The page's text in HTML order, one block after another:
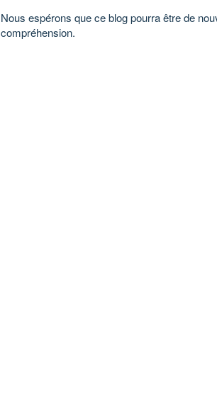
Nous espérons que ce blog pourra être de
compréhension.